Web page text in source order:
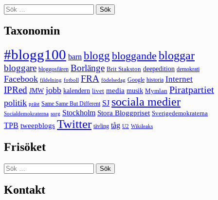
Sök
efter:
Taxonomin
#blogg100 barn blogg bloggande bloggar
bloggare bloggosfären Borlänge Brit Stakston deepedition demokrati
Facebook fildelning fotboll FRA födelsedag Google historia Internet
IPRed JMW jobb kalendern livet media musik Mymlan Piratpartiet
politik präst Same Same But Different SJ sociala medier
Socialdemokraterna sorg Stockholm Stora Bloggpriset Sverigedemokraterna
TPB tweepblogs Twitter tävling tåg U2 Wikileaks
Frisöket
Sök
efter:
Kontakt